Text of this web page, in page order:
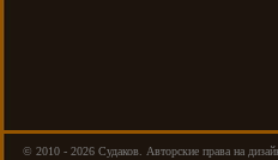
© 2010 - 2026 Cудаков. Авторские права на